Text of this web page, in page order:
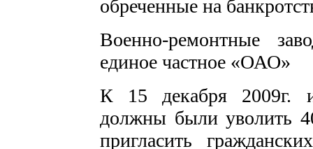
обреченные на
Военно-ремонтные
единое частное «ОАО»
К 15 декабря 2009г.
должны были уволить
пригласить